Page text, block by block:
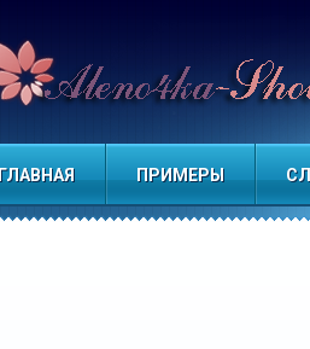
Я работаю для Вас. С любовью к
ГЛАВНАЯ ПРИМЕРЫ